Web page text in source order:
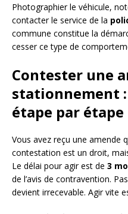
Photographier le véhicule,
contacter le service de la
commune constitue la
cesser ce type de
Contester une
stationnement
étape par étape
Vous avez reçu une amende
contestation est un droit,
Le délai pour agir est de 3
de l’avis de contravention.
devient irrecevable. Agir vite